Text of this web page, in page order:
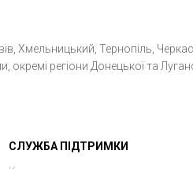
Хмельницький, Тернопіль,
регіони Донецької та
СЛУЖБА ПІДТРИМКИ